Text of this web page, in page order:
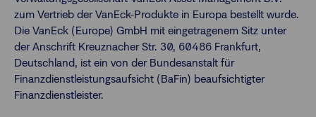
zum Vertrieb der VanEck-Produkte in Europa bestellt wurde.
Die VanEck (Europe) GmbH mit eingetragenem Sitz unter
der Anschrift Kreuznacher Str. 30, 60486 Frankfurt,
Deutschland, ist ein von der Bundesanstalt für
Finanzdienstleistungsaufsicht (BaFin) beaufsichtigter
Finanzdienstleister.